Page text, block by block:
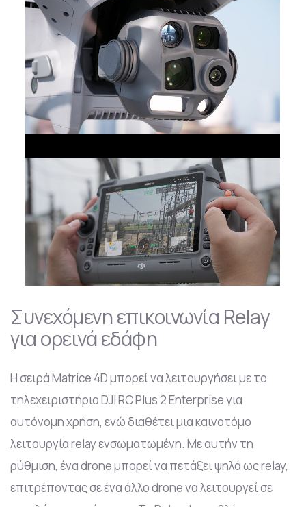
Συνεχόμενη επικοινωνία Relay
για ορεινά εδάφη
Η σειρά Matrice 4D μπορεί να λειτουργήσει με το
τηλεχειριστήριο DJI RC Plus 2 Enterprise για
αυτόνομη χρήση, ενώ διαθέτει μια καινοτόμο
λειτουργία relay ενσωματωμένη. Με αυτήν τη
ρύθμιση, ένα drone μπορεί να πετάξει ψηλά ως relay,
επιτρέποντας σε ένα άλλο drone να λειτουργεί σε